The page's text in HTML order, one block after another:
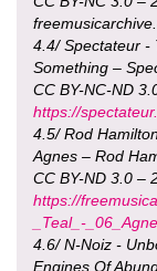
4.4/ Spectateur -
Something –
CC BY-NC-ND
https://
4.5/ Rod
Agnes – Rod
CC BY-ND 3.0 –
https://
_Teal_-
4.6/ N-Noiz -
Engines Of